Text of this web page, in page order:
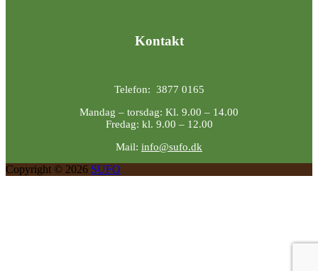
Kontakt
Telefon: 3877 0165
Mandag – torsdag: Kl. 9.00 – 14.00
Fredag: kl. 9.00 – 12.00
Mail: info@sufo.dk
Copyright © 2026 SUFO